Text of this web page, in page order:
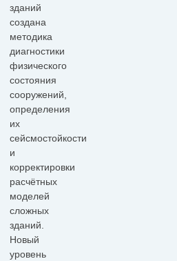
зданий
создана
методика
диагностики
физического
состояния
сооружений,
определения
их
сейсмостойкости
и
корректировки
расчётных
моделей
сложных
зданий.
Новый
уровень